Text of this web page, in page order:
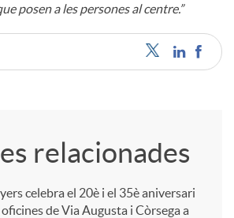
posen a les persones al centre.”
relacionades
celebra el 20è i el 35è aniversari
oficines de Via Augusta i Còrsega a